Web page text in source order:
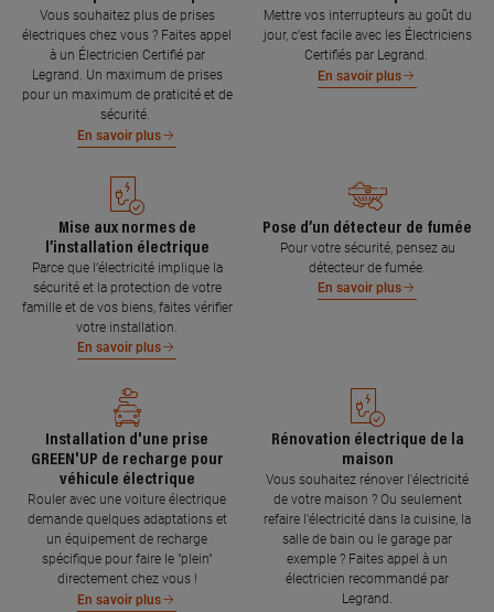
Vous souhaitez plus de prises
électriques chez vous ? Faites appel
à un Électricien Certifié par
Legrand. Un maximum de prises
pour un maximum de praticité et de
sécurité.
En savoir plus
Mettre vos interrupteurs au goût du
jour, c’est facile avec les Électriciens
Certifiés par Legrand.
En savoir plus
Mise aux normes de
l’installation électrique
Parce que l’électricité implique la
sécurité et la protection de votre
famille et de vos biens, faites vérifier
votre installation.
En savoir plus
Pose d’un détecteur de fumée
Pour votre sécurité, pensez au
détecteur de fumée.
En savoir plus
Installation d'une prise
GREEN'UP de recharge pour
véhicule électrique
Rouler avec une voiture électrique
demande quelques adaptations et
un équipement de recharge
spécifique pour faire le "plein"
directement chez vous !
En savoir plus
Rénovation électrique de la
maison
Vous souhaitez rénover l'électricité
de votre maison ? Ou seulement
refaire l'électricité dans la cuisine, la
salle de bain ou le garage par
exemple ? Faites appel à un
électricien recommandé par
Legrand.